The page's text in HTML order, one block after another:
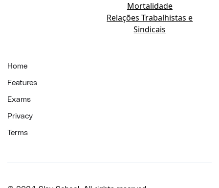
Mortalidade
Relações Trabalhistas e
Sindicais
Home
Features
Exams
Privacy
Terms